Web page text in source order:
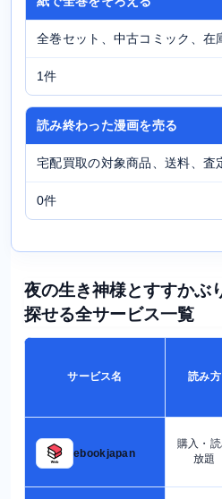
全巻セット、中古コミック、在
1件
読み終わった漫画を売る
宅配買取の対象商品、送料、査
0件
夜の生き神様とすすかぶ
探せる全サービス一覧
サービス名 読み方
ebookjapan
購入・
放題